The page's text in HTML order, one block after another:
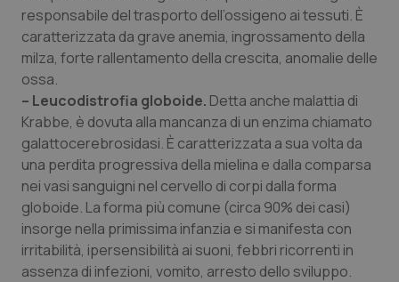
Psoriasi & pelle
Quotidiano Cardiologia
Quotidiano Chirurgia
Quotidiano Oncologia
Quotidiano Pediatria
Rene & patologie urogenitali
responsabile del trasporto dell’ossigeno ai tessuti. È
caratterizzata da grave anemia, ingrossamento della
milza, forte rallentamento della crescita, anomalie delle
ossa.
– Leucodistrofia globoide. Detta anche malattia di
Krabbe, è dovuta alla mancanza di un enzima chiamato
galattocerebrosidasi. È caratterizzata a sua volta da
una perdita progressiva della mielina e dalla comparsa
nei vasi sanguigni nel cervello di corpi dalla forma
globoide. La forma più comune (circa 90% dei casi)
insorge nella primissima infanzia e si manifesta con
irritabilità, ipersensibilità ai suoni, febbri ricorrenti in
assenza di infezioni, vomito, arresto dello sviluppo.